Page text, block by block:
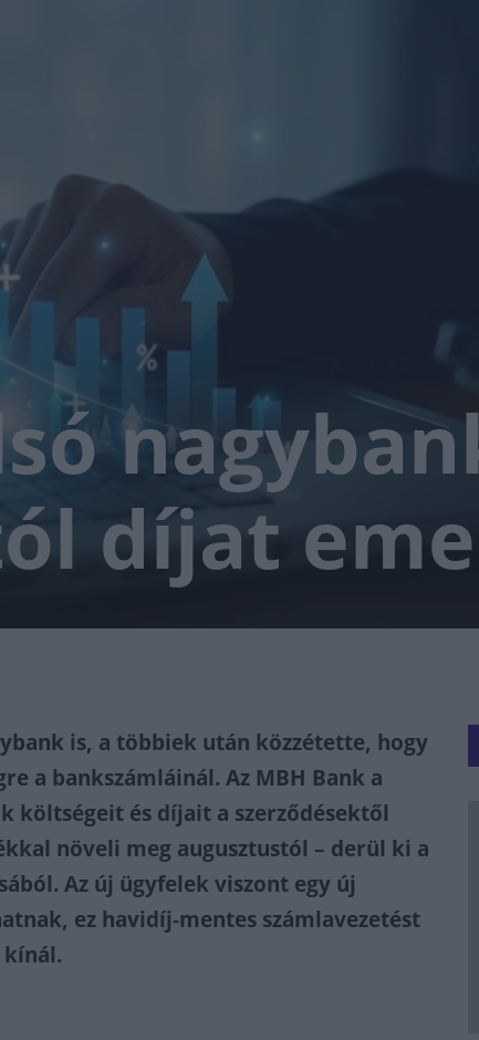
díjat
is, a többiek után közzétette, hogy
a bankszámláinál. Az MBH Bank a
költségeit és díjait a szerződésektől
növeli meg augusztustól – derül ki a
Az új ügyfelek viszont egy új
ez havidíj-mentes számlavezetést